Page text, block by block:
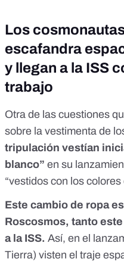
Los
escafandra
y llegan a la ISS
trabajo
Otra de las cuestiones
sobre la vestimenta de
tripulación vestían
blanco” en su
“vestidos con los
Este cambio de ropa
Roscosmos, tanto
a la ISS. Así, en el
Tierra) visten el traje